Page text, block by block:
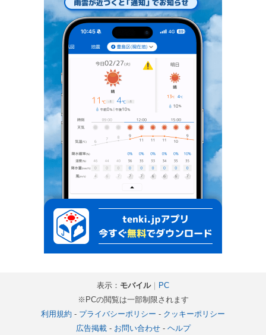
表示： モバイル｜ PC
※PCの閲覧は一部制限されます
利用規約 - プライバシーポリシー - クッキーポリシー
広告掲載- お問い合わせ- ヘルプ